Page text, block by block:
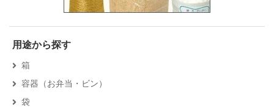
用途から探す
箱
容器（お弁当・ビン）
袋